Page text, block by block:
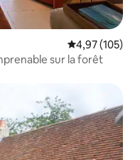
Évaluation
4,97 (105)
sur la forêt
appréciés